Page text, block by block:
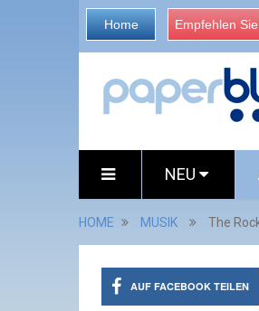
Home Empfehlen
NEU
HOME MUSIK The
AUF FACEBOOK TEILEN